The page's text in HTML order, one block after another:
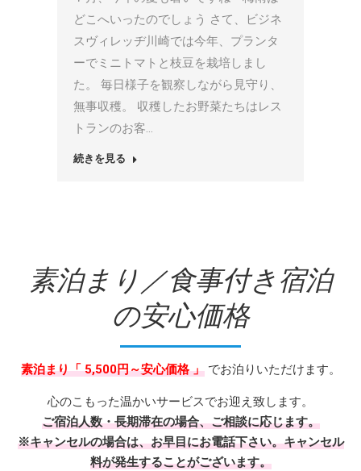
どこへいったのでしょう さて、ビジネ
スヴィレッヂ川崎では今年、プランタ
ーでミニトマトと枝豆を栽培しまし
た。 毎日様子を観察しながら見守り、
無事収穫。 収穫したお野菜たちはレス
トランのお客…
続きを見る
素泊まり／食事付き宿泊
の安心価格
素泊まり「 5,500円～安心価格 」でお泊りいただけます。
心のこもった温かいサービスでお迎え致します。
ご宿泊人数・長期滞在の場合、ご相談に応じます。
※キャンセルの場合は、お早目にお電話下さい。キャンセル
料が発生することがございます。